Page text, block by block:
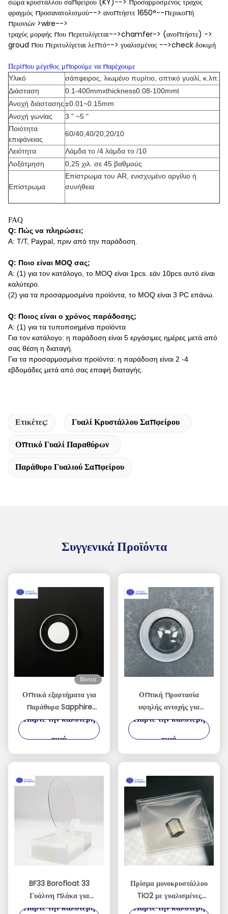
σώμα κρυστάλλου σαπφείρου (KY)--> προσαρμοσμένος τραχύς
φραγμός προσανατολισμού--> ανοπτήστε 1650°--περικοπή
πριονιών >wire-->
τραχύς μορφής που περιτυλίγεται-->chamfer-> (ανοπτήστε) ->
groud που περιτυλίγεται λεπτό--> γυαλισμένος -->check δοκιμή
Περίπου μέγεθος μπορούμε να παρέχουμε
Υλικό
σάπφειρος, λιωμένο πυρίτιο, οπτικό γυαλί, κ.λπ.
Διάσταση
0.1-400mmxthickness0.08-100mmt
Ανοχή διάστασης±0.01~0.15mm
Ανοχή γωνίας
3 " ~5 "
Ποιότητα
επιφάνειας
60/40,40/20,20/10
Λειότητα
Λάμδα το /4 λάμδα το /10
Λοξότμηση
0,25 χιλ. σε 45 βαθμούς
Επίστρωμα
Επίστρωμα του AR, ενισχυμένο αργίλιο ή
συνήθεια
FAQ
Q: Πώς να πληρώσει;
Α: T/T, Paypal, πριν από την παράδοση.
Q: Ποιο είναι MOQ σας;
Α: (1) για τον κατάλογο, το MOQ είναι 1pcs. εάν 10pcs αυτό είναι
καλύτερο.
(2) για τα προσαρμοσμένα προϊόντα, το MOQ είναι 3 PC επάνω.
Q: Ποιος είναι ο χρόνος παράδοσης;
Α: (1) για τα τυποποιημένα προϊόντα
Για τον κατάλογο: η παράδοση είναι 5 εργάσιμες ημέρες μετά από
σας θέση η διαταγή.
Για τα προσαρμοσμένα προϊόντα: η παράδοση είναι 2 -4
εβδομάδες μετά από σας επαφή διαταγής.
Ετικέτες:
Γυαλί Κρυστάλλου Σαπφείρου
Οπτικό Γυαλί Παραθύρων
Παράθυρο Γυαλιού Σαπφείρου
Συγγενικά Προϊόντα
Βίντεο
Οπτικά εξαρτήματα για
παράθυρα Sapphire
κατασκευασμένα κατά
Πάρτε την καλύτερη
τιμή
Οπτική προστασία
υψηλής αντοχής για
ακραία περιβάλλοντα
Πάρτε την καλύτερη
τιμή
BF33 Borofloat 33
Γυάλινη πλάκα για
οπτική MEMS ημιαγωγών
Πάρτε την καλύτερη
Πρίσμα μονοκρυστάλλου
TiO2 με γυαλισμένες
επιφάνειες τριών
Πάρτε την καλύτερη